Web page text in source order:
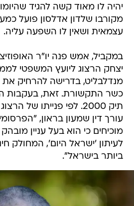
יהיה לו מאוד קשה להגיד
מקורבו שלדון אדלסון פועל
עצמאית ושאין לו השפעה עליה.
במקביל, אמש פנה יו"ר
יצחק הרצוג ליועץ המשפטי
מנדלבליט, בדרישה להרחיק את
כשר התקשורת. זאת, בעקבות
תיק 2000. לפי פנייתו של
עורך דין שמעון בראון,
מוכיחים כי הוא בעל עניין
לעיתון 'ישראל היום', המחולק
ביותר בישראל".